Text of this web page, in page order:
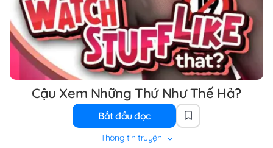
Cậu Xem Những Thứ Như Thế Hả?
Bắt đầu đọc
Thông tin truyện